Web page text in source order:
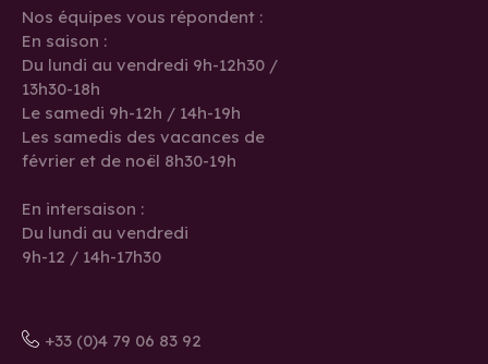
Nos équipes vous répondent :
En saison :
Du lundi au vendredi 9h-12h30 /
13h30-18h
Le samedi 9h-12h / 14h-19h
Les samedis des vacances de
février et de noël 8h30-19h
En intersaison :
Du lundi au vendredi
9h-12 / 14h-17h30
+33 (0)4 79 06 83 92